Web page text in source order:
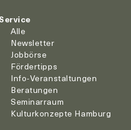
Service
Alle
Newsletter
Jobbörse
Fördertipps
Info-Veranstaltungen
Beratungen
Seminarraum
Kulturkonzepte Hamburg